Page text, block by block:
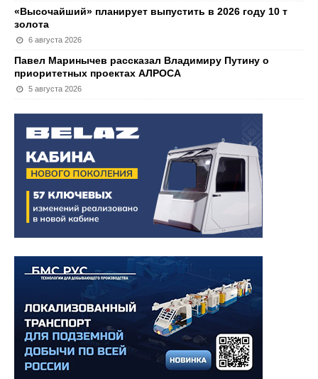
«Высочайший» планирует выпустить в 2026 году 10 т
золота
6 августа 2026
Павел Маринычев рассказал Владимиру Путину о
приоритетных проектах АЛРОСА
5 августа 2026